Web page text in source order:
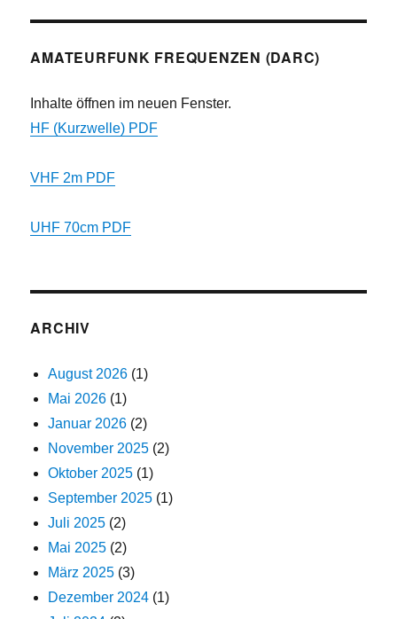
AMATEURFUNK FREQUENZEN (DARC)
Inhalte öffnen im neuen Fenster.
HF (Kurzwelle) PDF
VHF 2m PDF
UHF 70cm PDF
ARCHIV
August 2026 (1)
Mai 2026 (1)
Januar 2026 (2)
November 2025 (2)
Oktober 2025 (1)
September 2025 (1)
Juli 2025 (2)
Mai 2025 (2)
März 2025 (3)
Dezember 2024 (1)